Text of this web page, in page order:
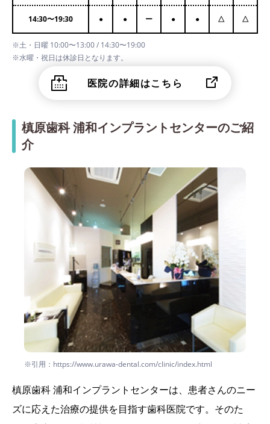
14:30〜19:30 ● ● ー ● ● △ △
※土・日曜 10:00〜13:00 / 14:30〜19:00
※水曜・祝日は休診日となります。
医院の詳細はこちら
槙原歯科 浦和インプラントセンターのご紹
介
※引用：https://www.urawa-dental.com/clinic/index.html
槙原歯科 浦和インプラントセンターは、患者さんのニー
ズに応えた治療の提供を目指す歯科医院です。そのた